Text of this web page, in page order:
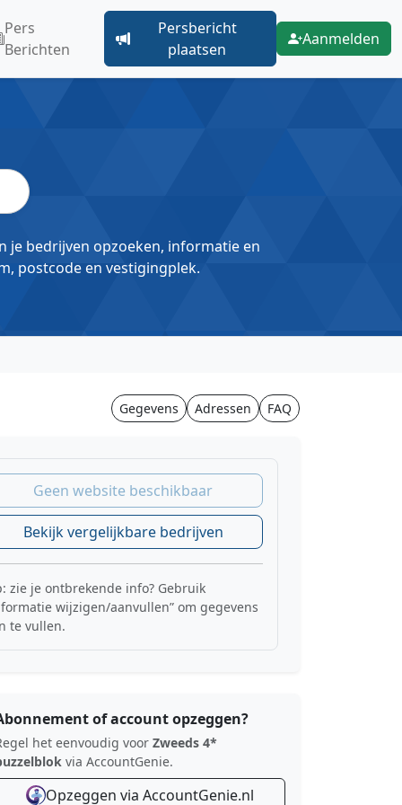
Pers
Berichten
Persbericht
plaatsen
Aanmelden
je bedrijven opzoeken, informatie en
postcode en vestigingplek.
Gegevens Adressen FAQ
Geen website beschikbaar
Bekijk vergelijkbare bedrijven
zie je ontbrekende info? Gebruik
wijzigen/aanvullen” om gegevens
te vullen.
of account opzeggen?
het eenvoudig voor Zweeds 4*
via AccountGenie.
Opzeggen via AccountGenie.nl